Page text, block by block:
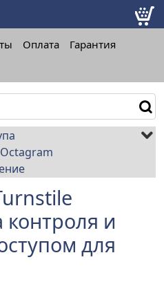
Оплата
Гарантия
Octagram
контроля и
для